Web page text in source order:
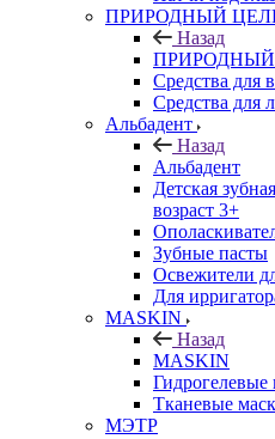
ПРИРОДНЫЙ
Назад
Средства для
Средства для
Альбадент
Назад
Альбадент
Детская
возраст 3+
Зубные пасты
Освежители
Для
MASKIN
Назад
MASKIN
Гидрогелевые
Тканевые
МЭТР